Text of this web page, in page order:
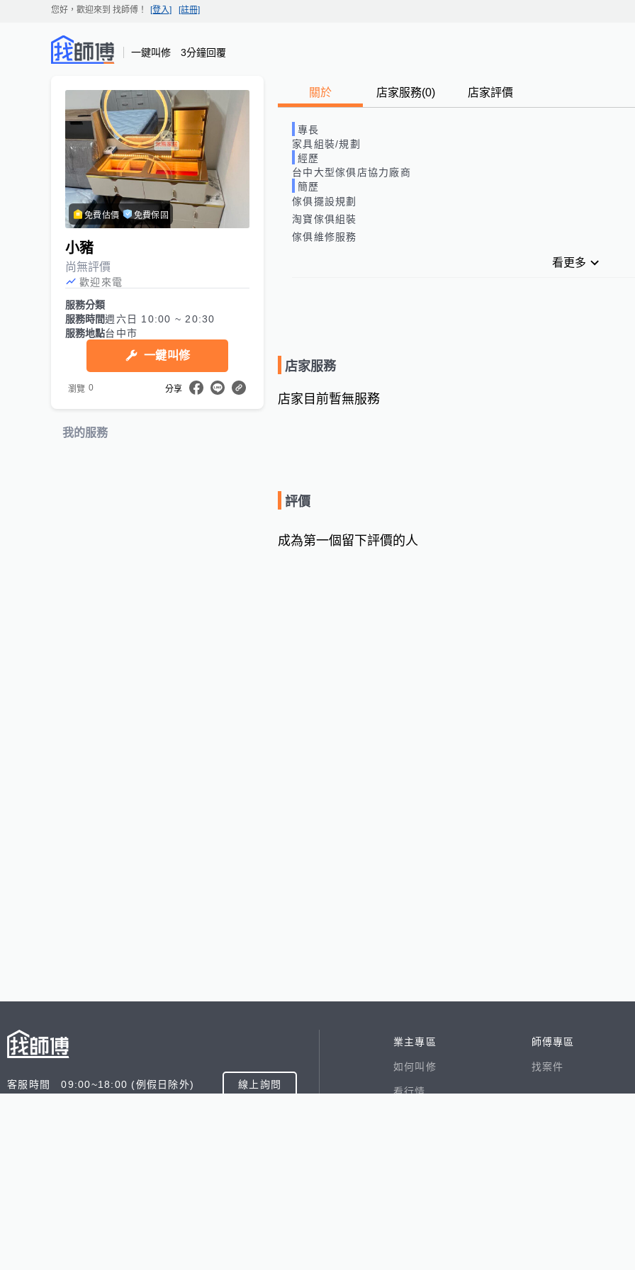
您好，歡迎來到 找師傅 ！ [登入] [註冊]
一鍵叫修 3分鐘回覆
免費估價 免費保固
小豬
尚無評價
歡迎來電
服務分類
服務時間週六日 10:00 ~ 20:30
服務地點台中市
一鍵叫修
瀏覽 0 分享
我的服務
關於 店家服務(0) 店家評價
專長
家具組裝/規劃
經歷
台中大型傢俱店協力廠商
簡歷
傢俱擺設規劃
淘寶傢俱組裝
傢俱維修服務
看更多
店家服務
店家目前暫無服務
評價
成為第一個留下評價的人
客服時間 09:00~18:00 (例假日除外) 線上詢問
業主專區
如何叫修
看行情
師傅專區
找案件